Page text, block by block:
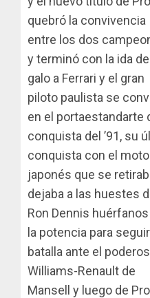
quebró la convivencia
entre los dos
y terminó con la ida del
galo a Ferrari y el gran
piloto paulista se
en el portaestandarte
conquista del ’91, su
conquista con el
japonés que se
dejaba a las huestes
Ron Dennis
la potencia para
batalla ante el
Williams-Renault de
Mansell y luego de